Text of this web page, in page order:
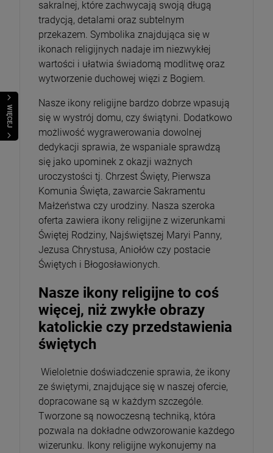
WIĘCEJ
sakralnej, które zachwycają swoją długą
tradycją, detalami oraz subtelnym
przekazem. Symbolika znajdująca się w
ikonach religijnych nadaje im niezwykłej
wartości i ułatwia świadomą modlitwę oraz
wytworzenie duchowej więzi z Bogiem.
Nasze ikony religijne bardzo dobrze wpasują
się w wystrój domu, czy świątyni. Dodatkowo
możliwość wygrawerowania dowolnej
dedykacji sprawia, że wspaniale sprawdzą
się jako upominek z okazji ważnych
uroczystości tj. Chrzest Święty, Pierwsza
Komunia Święta, zawarcie Sakramentu
Małżeństwa czy urodziny. Nasza szeroka
oferta zawiera ikony religijne z wizerunkami
Świętej Rodziny, Najświętszej Maryi Panny,
Jezusa Chrystusa, Aniołów czy postacie
Świętych i Błogosławionych.
Nasze ikony religijne to coś
więcej, niż zwykłe obrazy
katolickie czy przedstawienia
świętych
Wieloletnie doświadczenie sprawia, że ikony
ze świętymi, znajdujące się w naszej ofercie,
dopracowane są w każdym szczególe.
Tworzone są nowoczesną techniką, która
pozwala na dokładne odwzorowanie każdego
wizerunku. Ikony religijne wykonujemy na